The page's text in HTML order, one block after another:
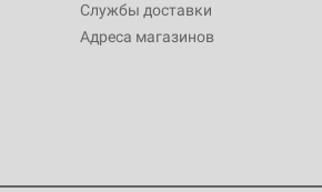
Службы доставки
Адреса магазинов